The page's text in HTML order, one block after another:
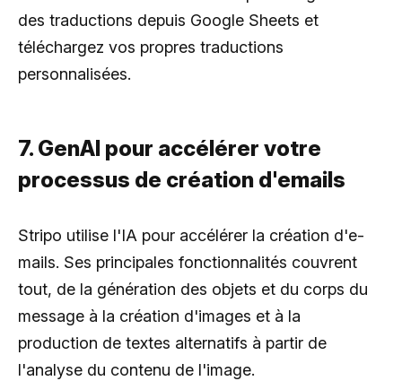
des traductions depuis Google Sheets et
téléchargez vos propres traductions
personnalisées.
7. GenAI pour accélérer votre
processus de création d'emails
Stripo utilise l'IA pour accélérer la création d'e-
mails. Ses principales fonctionnalités couvrent
tout, de la génération des objets et du corps du
message à la création d'images et à la
production de textes alternatifs à partir de
l'analyse du contenu de l'image.